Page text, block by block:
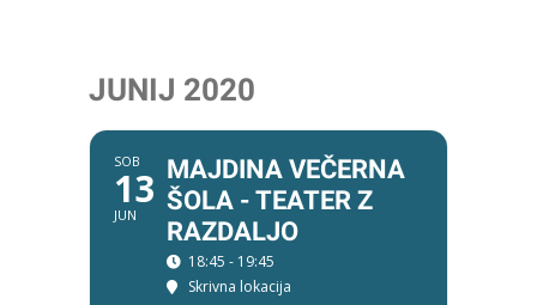
JUNIJ 2020
SOB
13
JUN
MAJDINA VEČERNA
ŠOLA - TEATER Z
RAZDALJO
18:45 - 19:45
Skrivna lokacija